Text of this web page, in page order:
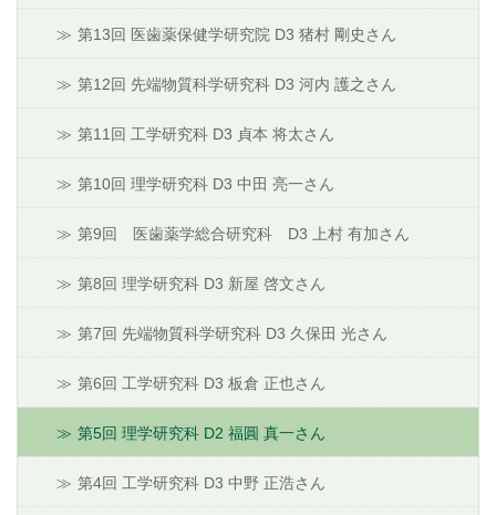
第13回 医歯薬保健学研究院 D3 猪村 剛史さん
第12回 先端物質科学研究科 D3 河内 護之さん
第11回 工学研究科 D3 貞本 将太さん
第10回 理学研究科 D3 中田 亮一さん
第9回 医歯薬学総合研究科 D3 上村 有加さん
第8回 理学研究科 D3 新屋 啓文さん
第7回 先端物質科学研究科 D3 久保田 光さん
第6回 工学研究科 D3 板倉 正也さん
第5回 理学研究科 D2 福圓 真一さん
第4回 工学研究科 D3 中野 正浩さん